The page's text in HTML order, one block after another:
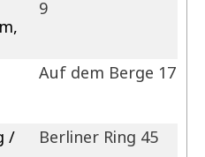
9
Auf dem Berge 17
/
Berliner Ring 45